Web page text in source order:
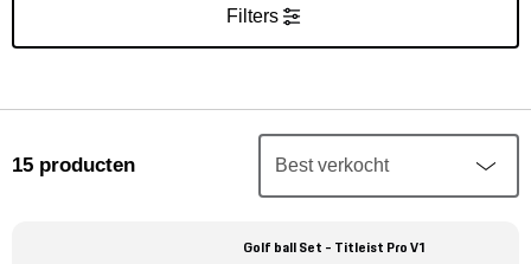
Filters
15 producten
Golf ball Set - Titleist Pro V1